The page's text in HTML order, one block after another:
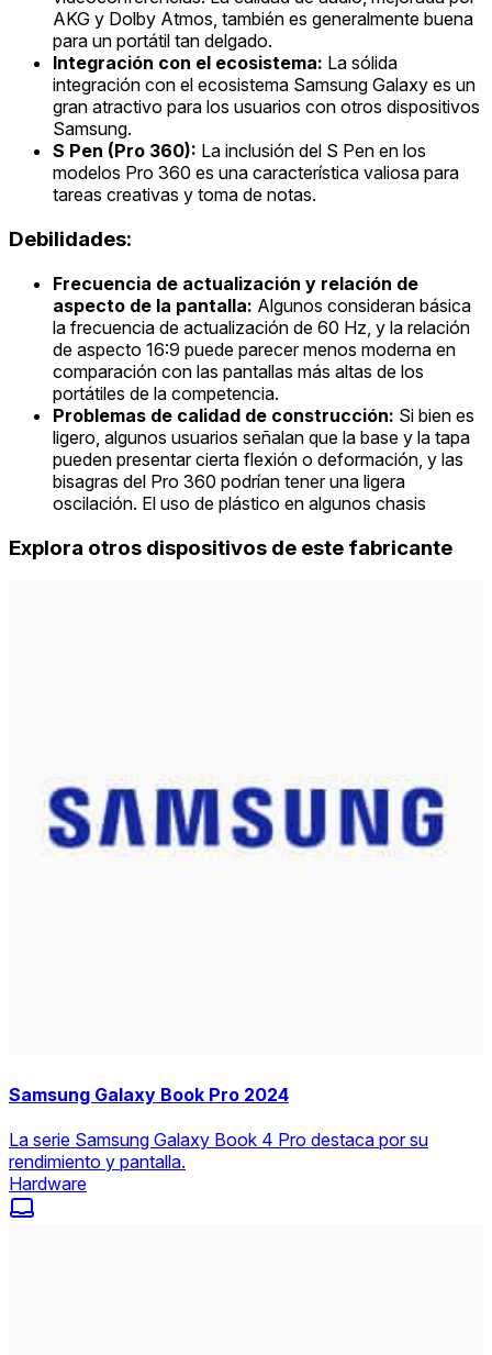
AKG y Dolby Atmos, también es generalmente buena
para un portátil tan delgado.
Integración con el ecosistema: La sólida
integración con el ecosistema Samsung Galaxy es un
gran atractivo para los usuarios con otros dispositivos
Samsung.
S Pen (Pro 360): La inclusión del S Pen en los
modelos Pro 360 es una característica valiosa para
tareas creativas y toma de notas.
Debilidades:
Frecuencia de actualización y relación de
aspecto de la pantalla: Algunos consideran básica
la frecuencia de actualización de 60 Hz, y la relación
de aspecto 16:9 puede parecer menos moderna en
comparación con las pantallas más altas de los
portátiles de la competencia.
Problemas de calidad de construcción: Si bien es
ligero, algunos usuarios señalan que la base y la tapa
pueden presentar cierta flexión o deformación, y las
bisagras del Pro 360 podrían tener una ligera
oscilación. El uso de plástico en algunos chasis
Explora otros dispositivos de este fabricante
Samsung Galaxy Book Pro 2024
La serie Samsung Galaxy Book 4 Pro destaca por su
rendimiento y pantalla.
Hardware